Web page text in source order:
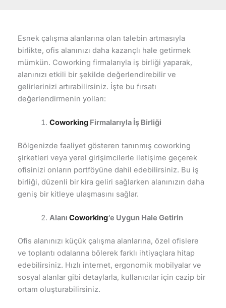
Esnek çalışma alanlarına olan talebin artmasıyla
birlikte, ofis alanınızı daha kazançlı hale getirmek
mümkün. Coworking firmalarıyla iş birliği yaparak,
alanınızı etkili bir şekilde değerlendirebilir ve
gelirlerinizi artırabilirsiniz. İşte bu fırsatı
değerlendirmenin yolları:
Coworking Firmalarıyla İş Birliği
Bölgenizde faaliyet gösteren tanınmış coworking
şirketleri veya yerel girişimcilerle iletişime geçerek
ofisinizi onların portföyüne dahil edebilirsiniz. Bu iş
birliği, düzenli bir kira geliri sağlarken alanınızın daha
geniş bir kitleye ulaşmasını sağlar.
AlanıCoworking‘e Uygun Hale Getirin
Ofis alanınızı küçük çalışma alanlarına, özel ofislere
ve toplantı odalarına bölerek farklı ihtiyaçlara hitap
edebilirsiniz. Hızlı internet, ergonomik mobilyalar ve
sosyal alanlar gibi detaylarla, kullanıcılar için cazip bir
ortam oluşturabilirsiniz.